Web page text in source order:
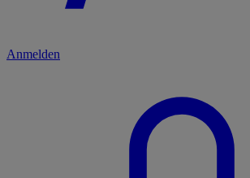
Anmelden